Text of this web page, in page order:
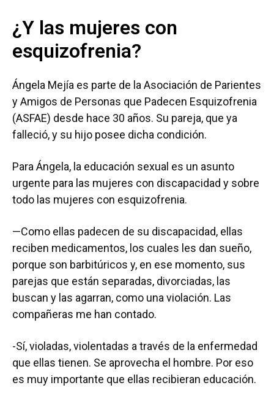
¿Y las mujeres con
esquizofrenia?
Ángela Mejía es parte de la Asociación de Parientes
y Amigos de Personas que Padecen Esquizofrenia
(ASFAE) desde hace 30 años. Su pareja, que ya
falleció, y su hijo posee dicha condición.
Para Ángela, la educación sexual es un asunto
urgente para las mujeres con discapacidad y sobre
todo las mujeres con esquizofrenia.
—Como ellas padecen de su discapacidad, ellas
reciben medicamentos, los cuales les dan sueño,
porque son barbitúricos y, en ese momento, sus
parejas que están separadas, divorciadas, las
buscan y las agarran, como una violación. Las
compañeras me han contado.
-Sí, violadas, violentadas a través de la enfermedad
que ellas tienen. Se aprovecha el hombre. Por eso
es muy importante que ellas recibieran educación.